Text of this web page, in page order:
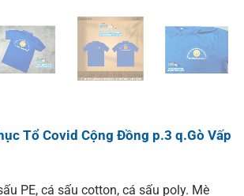
Tổ Covid Cộng Đồng p.3 q.Gò Vấp
PE, cá sấu cotton, cá sấu poly. Mè